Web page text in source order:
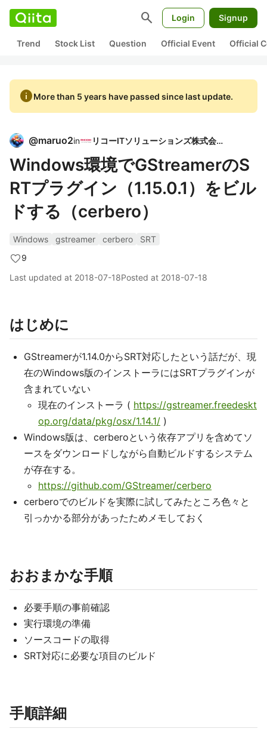
search Login Signup
Trend Stock List Question Official Event Official
infoMore than 5 years have passed since last update.
@maruo2in リコーITソリューションズ株式会社
Windows環境でGStreamerのS
RTプラグイン（1.15.0.1）をビル
ドする（cerbero）
Windows gstreamer cerbero
SRT
9
Last updated at 2018-07-18Posted at 2018-07-18
はじめに
GStreamerが1.14.0からSRT対応したという話だが、現
在のWindows版のインストーラにはSRTプラグインが
含まれていない
現在のインストーラ ( https://gstreamer.freedeskt
op.org/data/pkg/osx/1.14.1/ )
Windows版は、cerberoという依存アプリを含めてソ
ースをダウンロードしながら自動ビルドするシステム
が存在する。
https://github.com/GStreamer/cerbero
cerberoでのビルドを実際に試してみたところ色々と
引っかかる部分があったためメモしておく
おおまかな手順
必要手順の事前確認
実行環境の準備
ソースコードの取得
SRT対応に必要な項目のビルド
手順詳細